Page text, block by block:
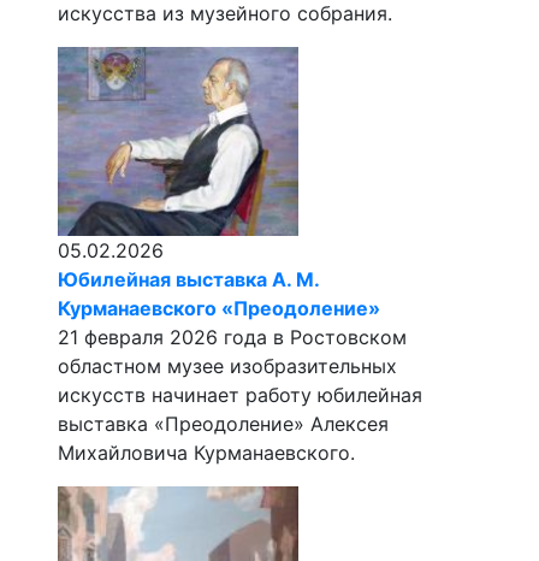
искусства из музейного собрания.
05.02.2026
Юбилейная выставка А. М.
Курманаевского «Преодоление»
21 февраля 2026 года в Ростовском
областном музее изобразительных
искусств начинает работу юбилейная
выставка «Преодоление» Алексея
Михайловича Курманаевского.